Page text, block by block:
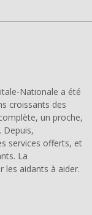
Nationale a été
croissants des
un proche,
Depuis,
services offerts, et
La
les aidants à aider.